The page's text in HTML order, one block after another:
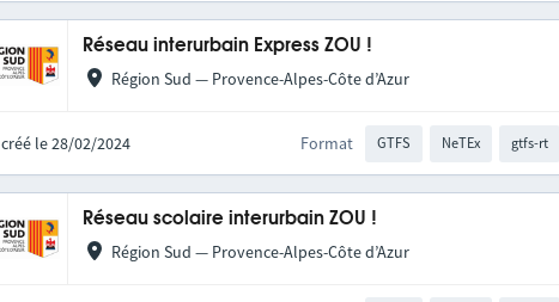
Réseau interurbain Express ZOU !
Région Sud — Provence-Alpes-Côte d’Azur
créé le 28/02/2024 Format GTFS NeTEx gtfs-rt
Réseau scolaire interurbain ZOU !
Région Sud — Provence-Alpes-Côte d’Azur